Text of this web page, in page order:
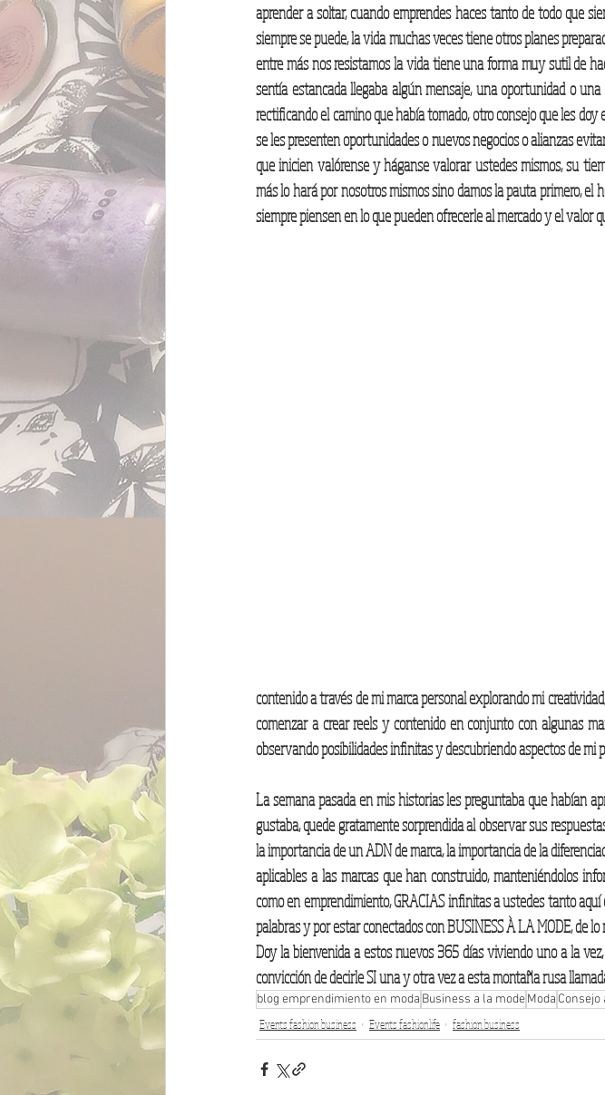
aprender a soltar, cuando emprendes haces tanto de todo que
siempre se puede, la vida muchas veces tiene otros planes
entre más nos resistamos la vida tiene una forma muy sutil de
sentía estancada llegaba algún mensaje, una oportunidad o
rectificando el camino que había tomado, otro consejo que les
se les presenten oportunidades o nuevos negocios o alianzas
que inicien valórense y háganse valorar ustedes mismos, su
más lo hará por nosotros mismos sino damos la pauta primero,
siempre piensen en lo que pueden ofrecerle al mercado y el valor
contenido a través de mi marca personal explorando mi
comenzar a crear reels y contenido en conjunto con algunas
observando posibilidades infinitas y descubriendo aspectos de mi
La semana pasada en mis historias les preguntaba que habían
gustaba, quede gratamente sorprendida al observar sus
la importancia de un ADN de marca, la importancia de la
aplicables a las marcas que han construido, manteniéndolos
como en emprendimiento, GRACIAS infinitas a ustedes tanto
palabras y por estar conectados con BUSINESS À LA MODE, de
Doy la bienvenida a estos nuevos 365 días viviendo uno a la
convicción de decirle SI una y otra vez a esta montaña rusa
blog emprendimiento en moda Business a la modeModa
Events fashion business Events fashionlife fashion business